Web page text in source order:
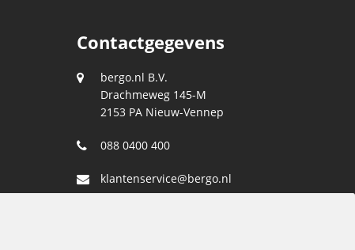
Contactgegevens
bergo.nl B.V.
Drachmeweg 145-M
2153 PA Nieuw-Vennep
088 0400 400
klantenservice@bergo.nl